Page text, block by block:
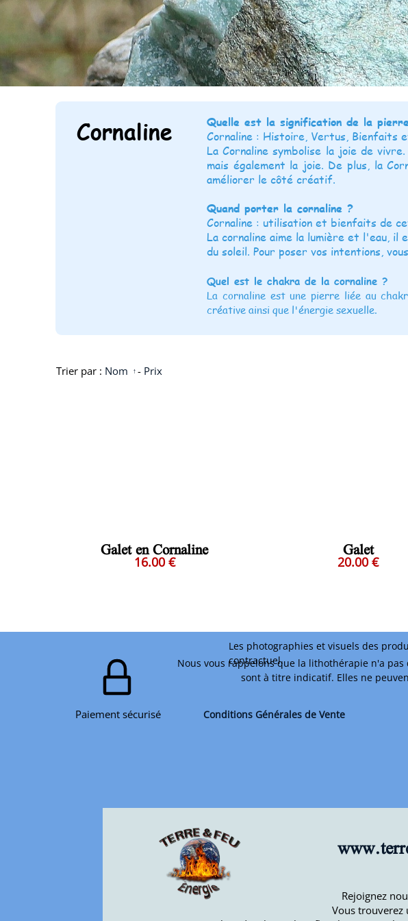
Paiement sécurisé
Rejoignez
Vous trouverez
Les photographies et visuels des
contractuel.
Conditions Générales de Vente
Nous vous rappelons que la lithothérapie n'a
sont à titre indicatif. Elles ne
Quelle est la signification de la
Cornaline : Histoire, Vertus, Bienfaits
La Cornaline symbolise la joie de
mais également la joie. De plus, la
améliorer le côté créatif.
Quand porter la cornaline ?
Cornaline : utilisation et bienfaits de
La cornaline aime la lumière et l'eau,
du soleil. Pour poser vos intentions,
Quel est le chakra de la cornaline ?
La cornaline est une pierre liée au
créative ainsi que l'énergie sexuelle.
Cornaline
Trier par : Nom - Prix
Galet en Cornaline
16.00 € Galet
20.00 €